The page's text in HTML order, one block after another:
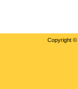
Copyright ©